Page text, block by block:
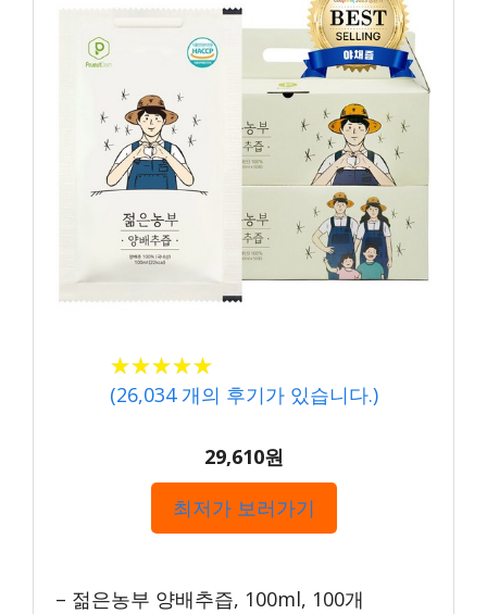
★★★★★
★★★★★
(26,034개의 후기가 있습니다.)
29,610원
최저가 보러가기
– 젊은농부 양배추즙, 100ml, 100개